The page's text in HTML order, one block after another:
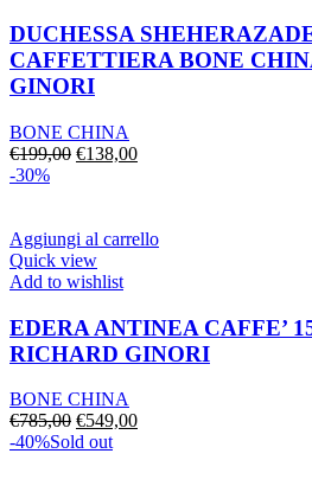
DUCHESSA
CAFFETTIERA BONE
GINORI
BONE CHINA
€199,00 Il
€199,00.
€138,00Il
€138,00.
-30%
Aggiungi al carrello
Quick view
Add to wishlist
EDERA ANTINEA CAFFE’
RICHARD GINORI
BONE CHINA
€785,00 Il
prezzo
€549,00Il
-40%Sold out